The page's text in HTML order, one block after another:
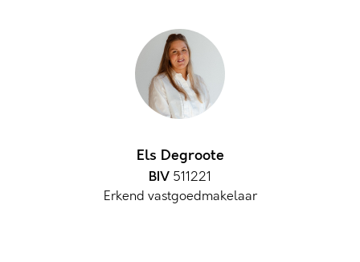
Els Degroote
BIV 511221
Erkend vastgoedmakelaar